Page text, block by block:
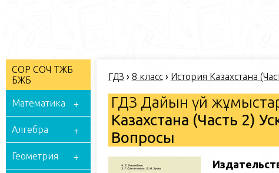
СОР СОЧ ТЖБ
БЖБ
Математика
Алгебра
Геометрия
ГДЗ › 8 класс› История Казахстана
ГДЗ Дайын үй
Казахстана (Часть 2)
Вопросы